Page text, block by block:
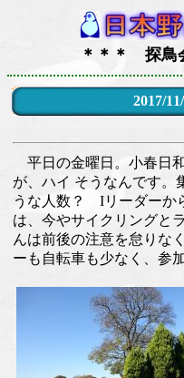
＊＊＊ 探鳥
2017/
平日の金曜日。小春日
が、ハイ そうなんです
うな人数？ Iリーダーか
は、今やサイクリングと
んは前後の注意を怠りな
ーも自転車も少なく、参